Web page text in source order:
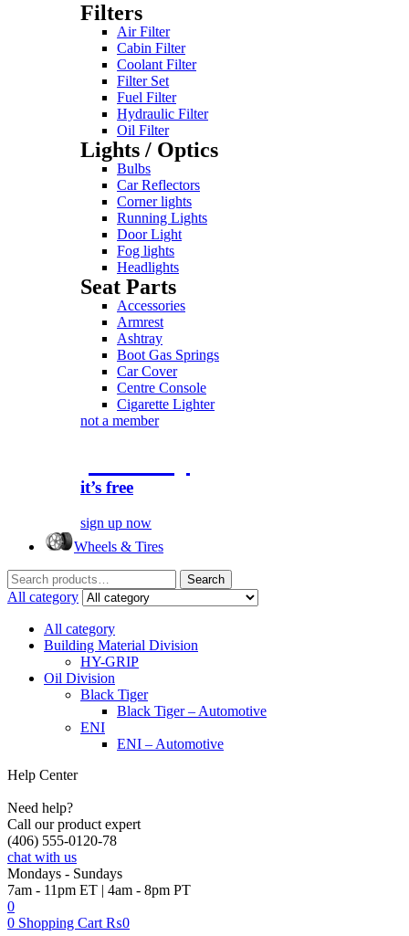
Filters
Air Filter
Cabin Filter
Coolant Filter
Filter Set
Fuel Filter
Hydraulic Filter
Oil Filter
Lights / Optics
Bulbs
Car Reflectors
Corner lights
Running Lights
Door Light
Fog lights
Headlights
Seat Parts
Accessories
Armrest
Ashtray
Boot Gas Springs
Car Cover
Centre Console
Cigarette Lighter
not a member
it’s free
sign up now
Wheels & Tires
Search
for:
Search
All category
All category
Building Material Division
HY-GRIP
Oil Division
Black Tiger
Black Tiger – Automotive
ENI
ENI – Automotive
Help Center
Need help?
Call our product expert
(406) 555-0120-78
chat with us
Mondays - Sundays
7am - 11pm ET | 4am - 8pm PT
0
0 Shopping Cart ₨0